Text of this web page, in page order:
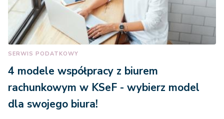
SERWIS PODATKOWY
4 modele współpracy z biurem
rachunkowym w KSeF - wybierz model
dla swojego biura!